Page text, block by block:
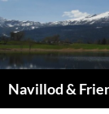
al
contenuto
Navillod &